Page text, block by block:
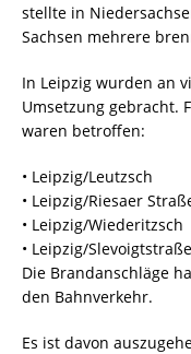
stellte in
Sachsen mehrere
In Leipzig wurden an
Umsetzung gebracht.
waren betroffen:
• Leipzig/Leutzsch
• Leipzig/Riesaer
• Leipzig/Wiederitzsch
• Leipzig/Slevoigtstraße
Die Brandanschläge
den Bahnverkehr.
Es ist davon